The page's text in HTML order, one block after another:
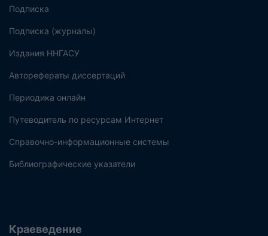
Подписка
Подписка (журналы)
Издания ННГАСУ
Авторефераты диссертаций
Периодика онлайн
Путеводитель по ресурсам Интернет
Справочно-информационные системы
Библиографические указатели
Краеведение